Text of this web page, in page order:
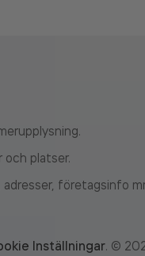
och platser.
företagsinfo
Inställningar. ©